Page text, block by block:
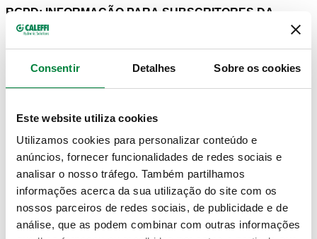
Consentir Detalhes Sobre os cookies
Este website utiliza cookies
Utilizamos cookies para personalizar conteúdo e
anúncios, fornecer funcionalidades de redes sociais e
analisar o nosso tráfego. Também partilhamos
informações acerca da sua utilização do site com os
nossos parceiros de redes sociais, de publicidade e de
análise, que as podem combinar com outras informações
RGPD: INFORMAÇÃO PARA SUBSCRITORES DA
NEWSLETTER
FORMS
RGPD: PARTICIPAÇÃO EM ATIVIDADES DE
FORMAÇÃO ONLINE (WEBINAR)
RGPD: INFORMAÇÃO PARA CLIENTES E